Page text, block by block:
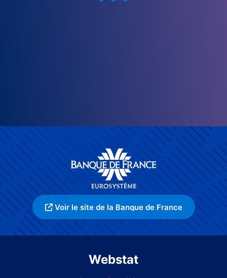
Voir le site de la Banque de France
Webstat